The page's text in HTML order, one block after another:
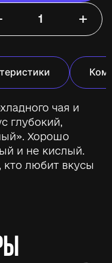
+
чая и
глубокий,
Хорошо
и не кислый.
кто любит вкусы